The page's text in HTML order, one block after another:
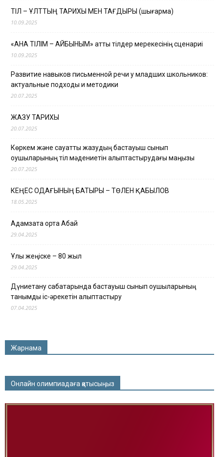
ТІЛ – ҰЛТТЫҢ ТАРИХЫ МЕН ТАҒДЫРЫ (шығарма)
10.09.2025
«АНА ТІЛІМ – АЙБЫНЫМ» атты тілдер мерекесінің сценариі
10.09.2025
Развитие навыков письменной речи у младших школьников:
актуальные подходы и методики
20.07.2025
ЖАЗУ ТАРИХЫ
20.07.2025
Көркем және сауатты жазудың бастауыш сынып
оқушыларының тіл мәдениетін қалыптастырудағы маңызы
20.07.2025
КЕҢЕС ОДАҒЫНЫҢ БАТЫРЫ – ТӨЛЕН ҚАБЫЛОВ
18.05.2025
Адамзатқа ортақ Абай
29.04.2025
Ұлы жеңіске – 80 жыл
29.04.2025
Дүниетану сабақтарында бастауыш сынып оқушыларының
танымдық іс-әрекетін қалыптастыру
07.04.2025
Жарнама
Онлайн олимпиадаға қатысыңыз